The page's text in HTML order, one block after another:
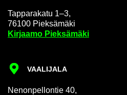
Tap­pa­ra­ka­tu 1–3,
76100 Piek­sä­mä­ki
Kir­jaa­mo Piek­sä­mä­ki
VAA­LI­JA­LA
Ne­non­pel­lon­tie 40,